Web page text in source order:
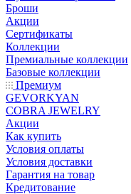
Броши
Акции
Сертификаты
Коллекции
Премиальные коллекции
Базовые коллекции
Премиум
GEVORKYAN
COBRA JEWELRY
Акции
Как купить
Условия оплаты
Условия доставки
Гарантия на товар
Кредитование